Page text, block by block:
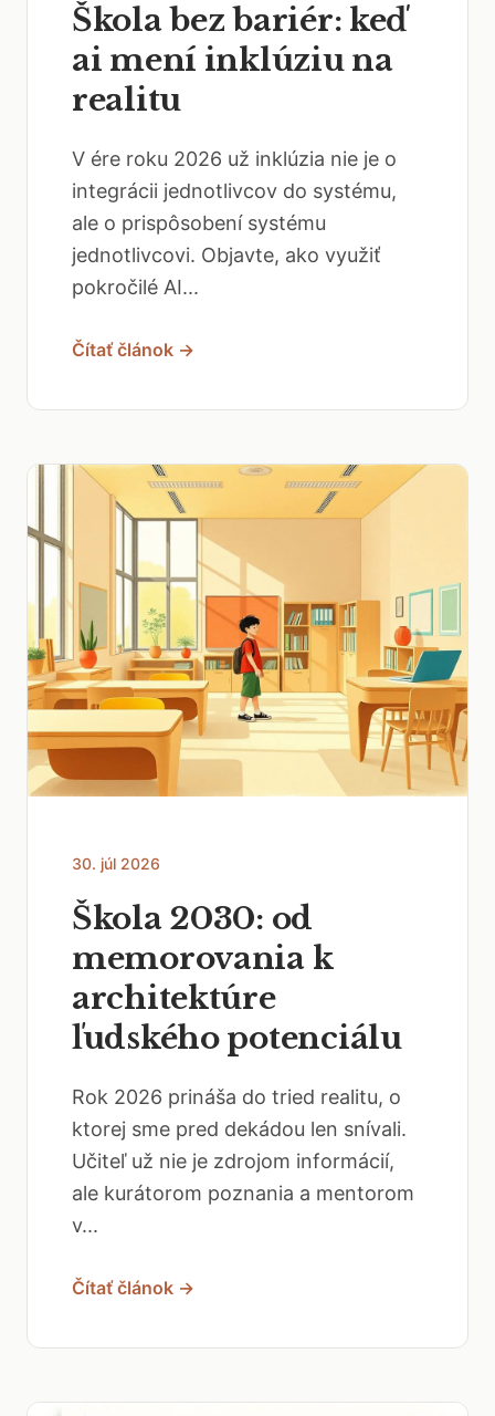
Škola bez bariér: keď
ai mení inklúziu na
realitu
V ére roku 2026 už inklúzia nie je o
integrácii jednotlivcov do systému,
ale o prispôsobení systému
jednotlivcovi. Objavte, ako využiť
pokročilé AI...
Čítať článok →
30. júl 2026
Škola 2030: od
memorovania k
architektúre
ľudského potenciálu
Rok 2026 prináša do tried realitu, o
ktorej sme pred dekádou len snívali.
Učiteľ už nie je zdrojom informácií,
ale kurátorom poznania a mentorom
v...
Čítať článok →